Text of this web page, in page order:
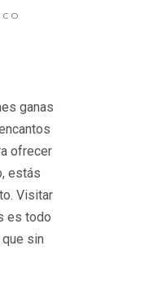
ganas
ofrecer
estás
Visitar
es todo
sin